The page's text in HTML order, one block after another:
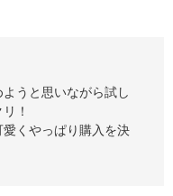
うと思いながら試し
！
くやっぱり購入を決